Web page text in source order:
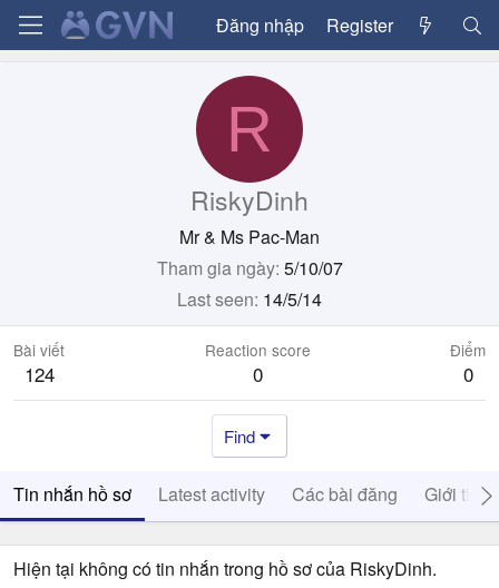
Đăng nhập Register
R
RiskyDinh
Mr & Ms Pac-Man
Tham gia ngày 5/10/07
Last seen 14/5/14
Bài viết
124
Reaction score
0
Điểm
0
Find
Tin nhắn hồ sơ Latest activity Các bài đăng Giới thiệu
Hiện tại không có tin nhắn trong hồ sơ của RiskyDinh.